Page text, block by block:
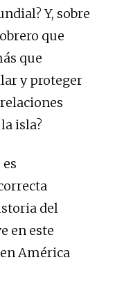
Y, sobre
que
que
y proteger
isla?
del
en este
América